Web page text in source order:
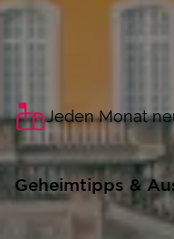
Jeden Monat
Geheimtipps &